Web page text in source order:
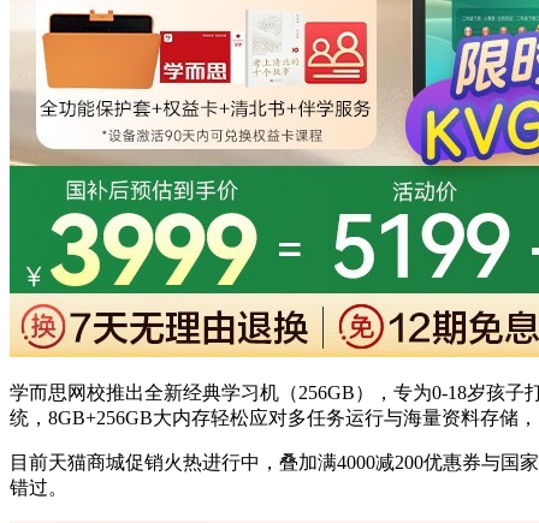
学而思网校推出全新经典学习机（256GB），专为0-18岁孩
统，8GB+256GB大内存轻松应对多任务运行与海量资料存储
目前天猫商城促销火热进行中，叠加满4000减200优惠券与国
错过。